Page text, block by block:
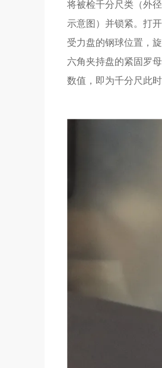
将被检千分尺类（外
示意图）并锁紧。打
受力盘的钢球位置，
六角夹持盘的紧固罗
数值，即为千分尺此